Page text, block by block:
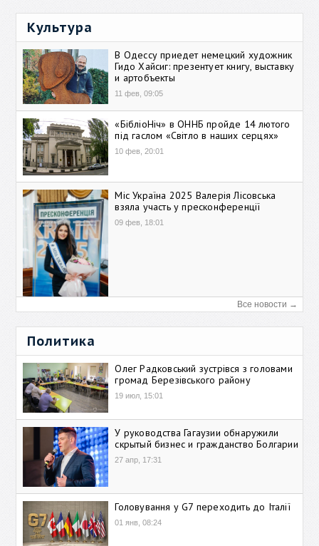
Культура
В Одессу приедет немецкий художник
Гидо Хайсиг: презентует книгу, выставку
и артобъекты
11 фев, 09:05
«БібліоНіч» в ОННБ пройде 14 лютого
під гаслом «Світло в наших серцях»
10 фев, 20:01
Міс Україна 2025 Валерія Лісовська
взяла участь у пресконференції
09 фев, 18:01
Все новости →
Политика
Олег Радковський зустрівся з головами
громад Березівського району
19 июл, 15:01
У руководства Гагаузии обнаружили
скрытый бизнес и гражданство Болгарии
27 апр, 17:31
Головування у G7 переходить до Італії
01 янв, 08:24